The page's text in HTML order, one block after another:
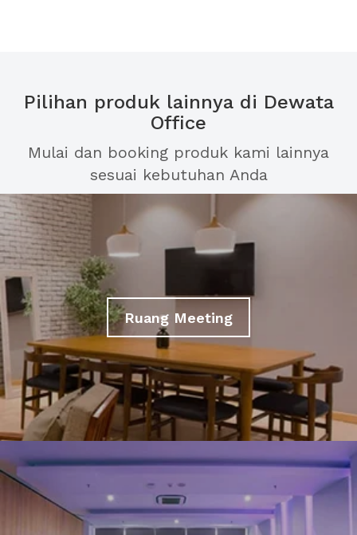
Pilihan produk lainnya di Dewata
Office
Mulai dan booking produk kami lainnya
sesuai kebutuhan Anda
Ruang Meeting